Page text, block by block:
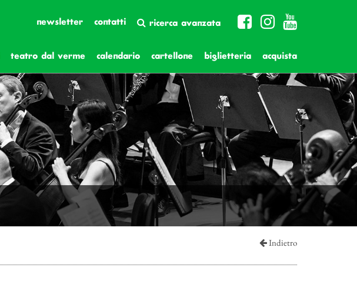
newsletter contatti ricerca avanzata
teatro dal verme calendario cartellone biglietteria acquista
Indietro